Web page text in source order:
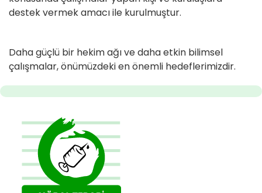
destek vermek amacı ile kurulmuştur.
Daha güçlü bir hekim ağı ve daha etkin bilimsel
çalışmalar, önümüzdeki en önemli hedeflerimizdir.